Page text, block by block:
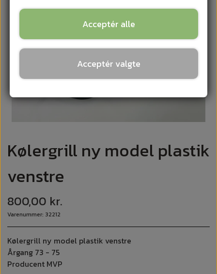
Kølergrill ny model plastik
venstre
800,00 kr.
Varenummer: 32212
Kølergrill ny model plastik venstre
Årgang 73 - 75
Producent MVP
Acceptér alle
Acceptér valgte